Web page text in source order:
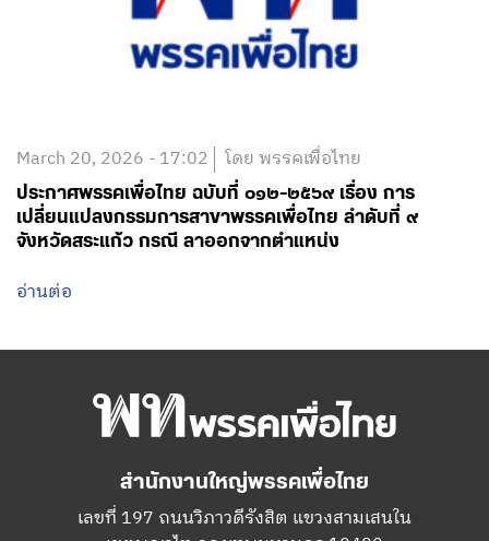
March 20, 2026 - 17:02 โดย พรรคเพื่อไทย
ประกาศพรรคเพื่อไทย ฉบับที่ ๐๑๒-๒๕๖๙ เรื่อง การ
เปลี่ยนแปลงกรรมการสาขาพรรคเพื่อไทย ลำดับที่ ๙
จังหวัดสระแก้ว กรณี ลาออกจากตำแหน่ง
อ่านต่อ
สำนักงานใหญ่พรรคเพื่อไทย
เลขที่ 197 ถนนวิภาวดีรังสิต แขวงสามเสนใน